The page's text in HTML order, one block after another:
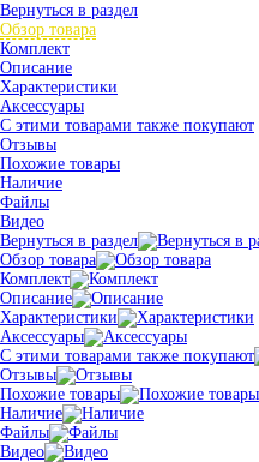
Вернуться в раздел
Обзор товара
Комплект
Описание
Характеристики
Аксессуары
С этими товарами также покупают
Отзывы
Похожие товары
Наличие
Файлы
Видео
Вернуться в раздел
Обзор товара
Комплект
Описание
Характеристики
Аксессуары
С этими товарами также покупают
Отзывы
Похожие товары
Наличие
Файлы
Видео